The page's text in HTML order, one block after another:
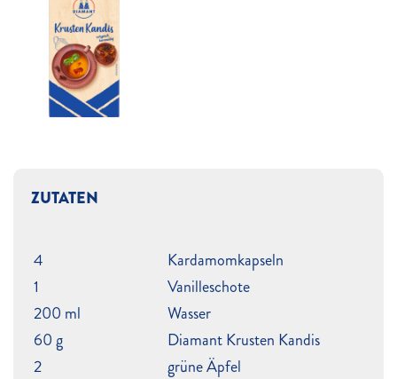
ZUTATEN
4
Kardamomkapseln
1
Vanilleschote
200 ml
Wasser
60 g
Diamant Krusten Kandis
2
grüne Äpfel